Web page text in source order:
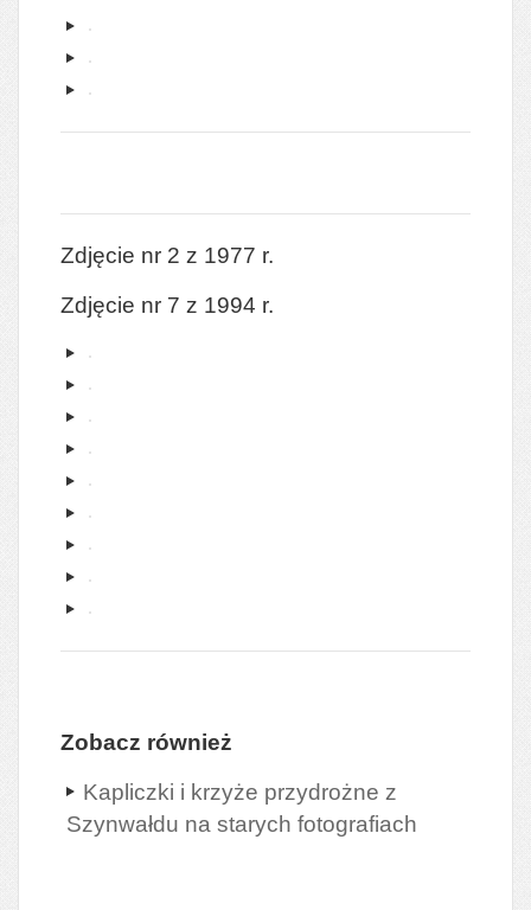
Zdjęcie nr 2 z 1977 r.
Zdjęcie nr 7 z 1994 r.
Zobacz również
Kapliczki i krzyże przydrożne z
Szynwałdu na starych fotografiach